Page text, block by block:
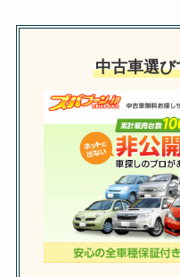
中古車選